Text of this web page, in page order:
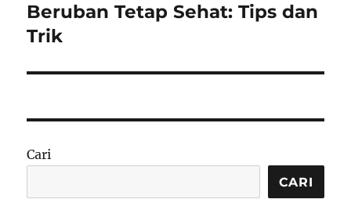
post:
Beruban Tetap Sehat: Tips dan
Trik
Cari
CARI